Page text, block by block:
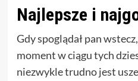
Najlepsze i
Gdy spoglądał pan
moment w ciągu tych
niezwykle trudno jest